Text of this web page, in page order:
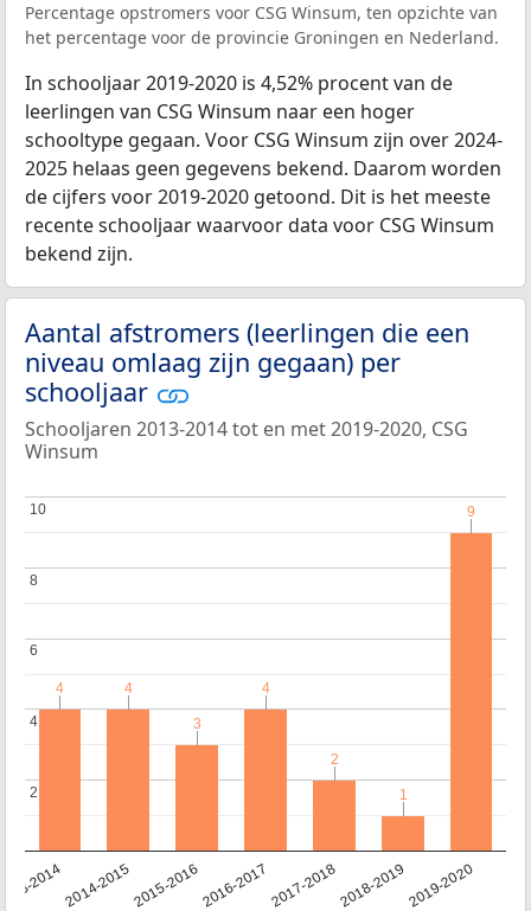
Percentage opstromers voor CSG Winsum, ten opzichte van
het percentage voor de provincie Groningen en Nederland.
In schooljaar 2019-2020 is 4,52% procent van de
leerlingen van CSG Winsum naar een hoger
schooltype gegaan. Voor CSG Winsum zijn over 2024-
2025 helaas geen gegevens bekend. Daarom worden
de cijfers voor 2019-2020 getoond. Dit is het meeste
recente schooljaar waarvoor data voor CSG Winsum
bekend zijn.
Aantal afstromers (leerlingen die een
niveau omlaag zijn gegaan) per
schooljaar
Schooljaren 2013-2014 tot en met 2019-2020, CSG
Winsum
20142014-20152015-20162016-20172017-20182018-20192019-2020
2
2
4
4
6
6
8
8
10
10
4
4 4
4
3
3
4
4
2
2
1
1
9
9